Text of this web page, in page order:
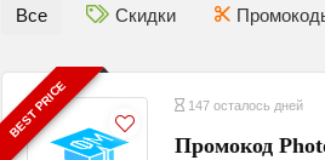
Все Скидки
BEST PRICE 147 осталось дней
Промокод